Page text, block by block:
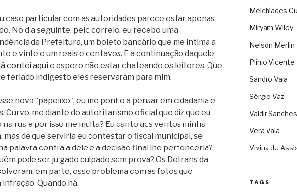
caso particular com as autoridades parece estar apenas
No dia seguinte, pelo correio, eu recebo uma
da Prefeitura, um boleto bancário que me intima a
e vinte e um reais e centavos. É a continuação daquele
contei aqui e espero não estar chateando os leitores. Que
feriado indigesto eles reservaram para mim.
novo “papelixo”, eu me ponho a pensar em cidadania e
Curvo-me diante do autoritarismo oficial que diz que eu
na rua e por isso me multa? Eu canto aos ventos minha
mas de que serviria eu contestar o fiscal municipal, se
palavra contra a dele e a decisão final lhe pertenceria?
pode ser julgado culpado sem prova? Os Detrans da
em parte, esse problema com as fotos que
infração. Quando há.
Melchíades
Miryam Wiley
Nelson Merlin
Plínio Vicente
Sandro Vaia
Sérgio Vaz
Valdir Sanches
Vera Vaia
Vivina de
TAGS